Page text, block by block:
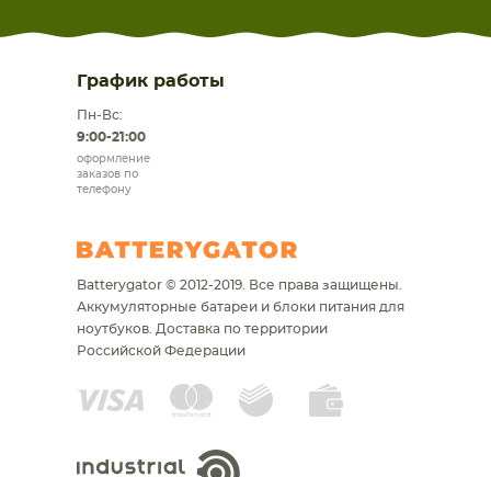
График работы
Пн-Вс:
9:00-21:00
оформление
заказов по
телефону
Batterygator © 2012-2019. Все права защищены.
Аккумуляторные батареи и блоки питания для
ноутбуков. Доставка по территории
Российской Федерации